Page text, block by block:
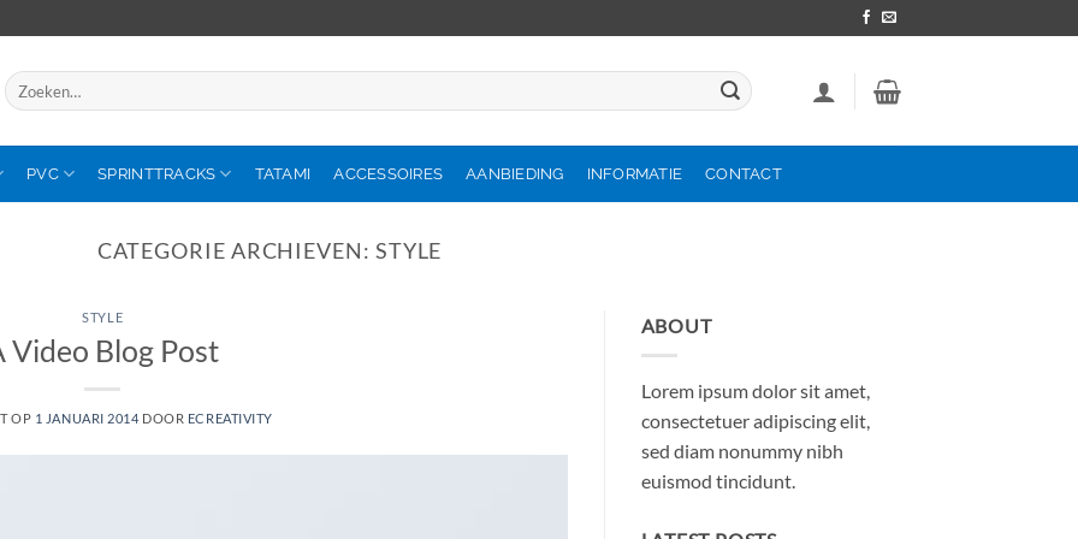
Zoeken
naar:
PVC SPRINTTRACKS TATAMI ACCESSOIRES AANBIEDING INFORMATIE CONTACT
CATEGORIE ARCHIEVEN: STYLE
STYLE
Video Blog Post
OP 1 JANUARI 2014 DOOR ECREATIVITY
ABOUT
Lorem ipsum dolor sit amet,
consectetuer adipiscing elit,
sed diam nonummy nibh
euismod tincidunt.